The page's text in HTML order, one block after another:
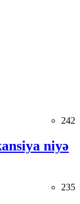
242
niyə
235